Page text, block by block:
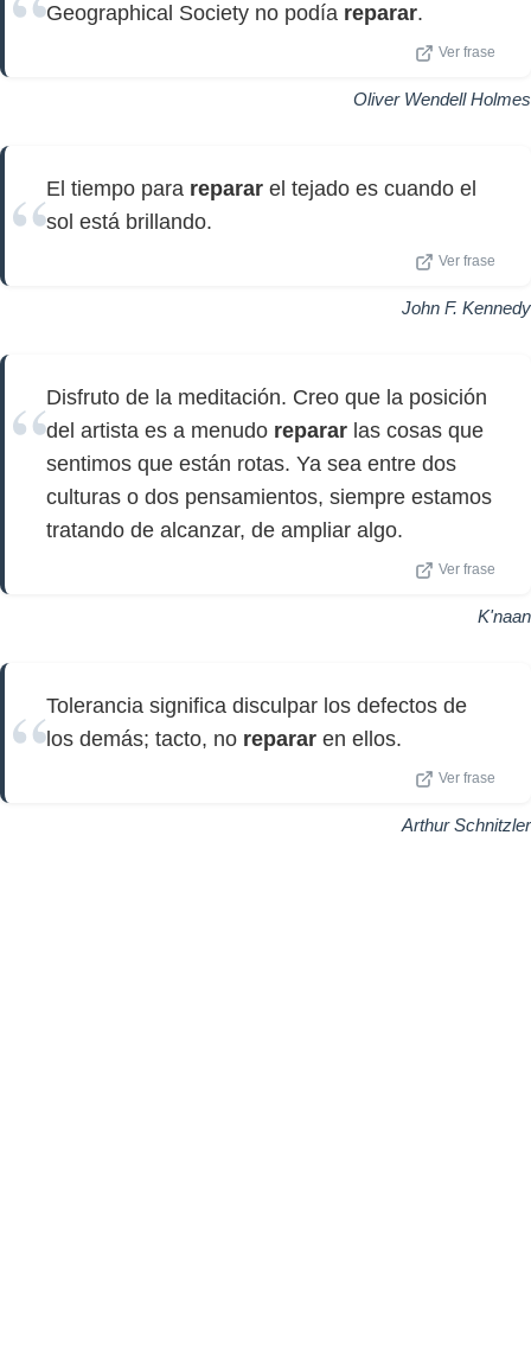
Geographical Society no podía reparar.
Ver frase
Oliver Wendell Holmes
El tiempo para reparar el tejado es cuando el
sol está brillando.
Ver frase
John F. Kennedy
Disfruto de la meditación. Creo que la posición
del artista es a menudo reparar las cosas que
sentimos que están rotas. Ya sea entre dos
culturas o dos pensamientos, siempre estamos
tratando de alcanzar, de ampliar algo.
Ver frase
K'naan
Tolerancia significa disculpar los defectos de
los demás; tacto, no reparar en ellos.
Ver frase
Arthur Schnitzler